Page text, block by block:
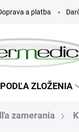
a platba
PODĽA ZLOŽENIA
zamerania